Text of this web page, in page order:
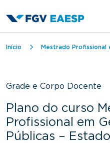
Trilha de
Início Mestrado Profissional
Grade e Corpo Docente
Plano do curso
Profissional em
Públicas –